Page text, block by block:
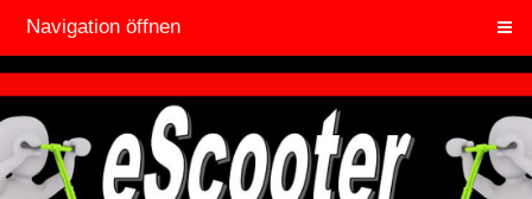
Navigation öffnen